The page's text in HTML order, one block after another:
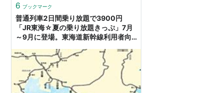
6 ブックマーク
普通列車2日間乗り放題で3900円
「JR東海☆夏の乗り放題きっぷ」7月
～9月に登場。東海道新幹線利用者向